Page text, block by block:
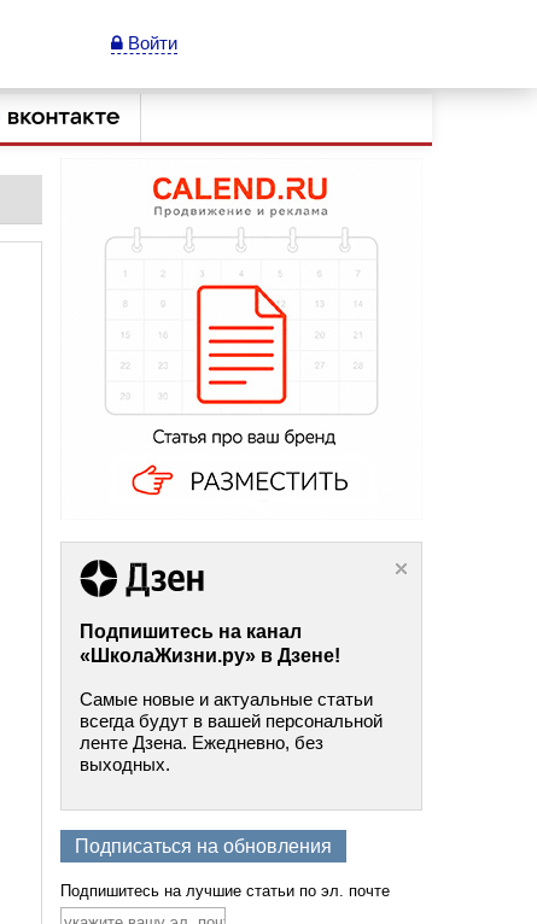
Войти
Подпишитесь на канал
«ШколаЖизни.ру» в Дзене!
Самые новые и актуальные статьи
всегда будут в вашей персональной
ленте Дзена. Ежедневно, без
выходных.
Подписаться на обновления
Подпишитесь на лучшие статьи по эл. почте